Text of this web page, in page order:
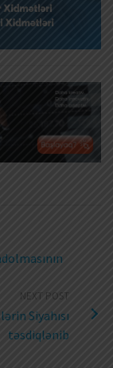
NEXT POST
Siyahısı
təsdiqlənib